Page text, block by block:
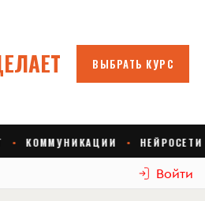
Войти